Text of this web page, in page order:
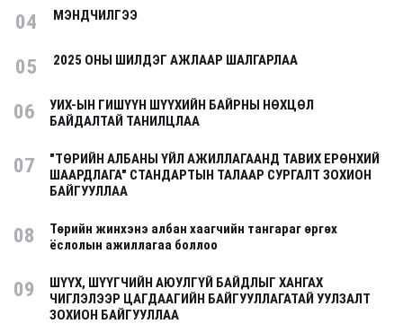
04 МЭНДЧИЛГЭЭ
05 2025 ОНЫ ШИЛДЭГ АЖЛААР ШАЛГАРЛАА
06
УИХ-ЫН ГИШҮҮН ШҮҮХИЙН БАЙРНЫ НӨХЦӨЛ
БАЙДАЛТАЙ ТАНИЛЦЛАА
07
"ТӨРИЙН АЛБАНЫ ҮЙЛ АЖИЛЛАГААНД ТАВИХ ЕРӨНХИЙ
ШААРДЛАГА" СТАНДАРТЫН ТАЛААР СУРГАЛТ ЗОХИОН
БАЙГУУЛЛАА
08
Төрийн жинхэнэ албан хаагчийн тангараг өргөх
ёслолын ажиллагаа боллоо
09
ШҮҮХ, ШҮҮГЧИЙН АЮУЛГҮЙ БАЙДЛЫГ ХАНГАХ
ЧИГЛЭЛЭЭР ЦАГДААГИЙН БАЙГУУЛЛАГАТАЙ УУЛЗАЛТ
ЗОХИОН БАЙГУУЛЛАА